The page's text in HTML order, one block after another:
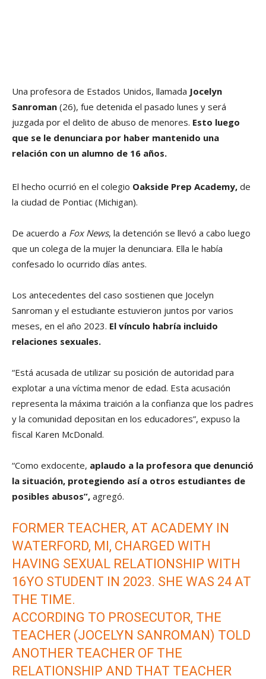
Una profesora de Estados Unidos, llamada Jocelyn
Sanroman (26), fue detenida el pasado lunes y será
juzgada por el delito de abuso de menores. Esto luego
que se le denunciara por haber mantenido una
relación con un alumno de 16 años.
El hecho ocurrió en el colegio Oakside Prep Academy, de
la ciudad de Pontiac (Michigan).
De acuerdo a Fox News, la detención se llevó a cabo luego
que un colega de la mujer la denunciara. Ella le había
confesado lo ocurrido días antes.
Los antecedentes del caso sostienen que Jocelyn
Sanroman y el estudiante estuvieron juntos por varios
meses, en el año 2023. El vínculo habría incluido
relaciones sexuales.
“Está acusada de utilizar su posición de autoridad para
explotar a una víctima menor de edad. Esta acusación
representa la máxima traición a la confianza que los padres
y la comunidad depositan en los educadores”, expuso la
fiscal Karen McDonald.
“Como exdocente, aplaudo a la profesora que denunció
la situación, protegiendo así a otros estudiantes de
posibles abusos”, agregó.
FORMER TEACHER, AT ACADEMY IN
WATERFORD, MI, CHARGED WITH
HAVING SEXUAL RELATIONSHIP WITH
16YO STUDENT IN 2023. SHE WAS 24 AT
THE TIME.
ACCORDING TO PROSECUTOR, THE
TEACHER (JOCELYN SANROMAN) TOLD
ANOTHER TEACHER OF THE
RELATIONSHIP AND THAT TEACHER